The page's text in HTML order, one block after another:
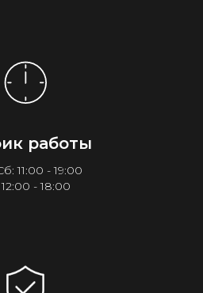
работы
11:00 - 19:00
- 18:00